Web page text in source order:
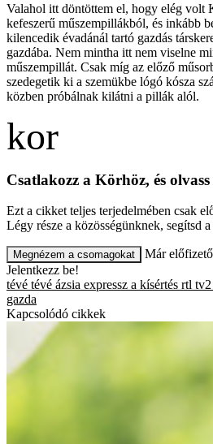
Valahol itt döntöttem el, hogy elég volt
kefeszerű műszempillákból, és inkább
kilencedik évadánál tartó gazdás
gazdába. Nem mintha itt nem viselne
műszempillát. Csak míg az előző
szedegetik ki a szemükbe lógó kósza
közben próbálnak kilátni a pillák alól.
Csatlakozz a Körhöz, és
Ezt a cikket teljes terjedelmében csak
Légy része a közösségünknek, segítsd
Megnézem a csomagokat
Már
Jelentkezz be!
tévé tévé ázsia expressz a kísértés rtl tv2
gazda
Kapcsolódó cikkek